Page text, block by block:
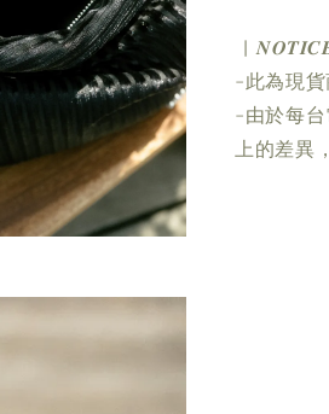
|
-此為現貨
-由於每
上的差異